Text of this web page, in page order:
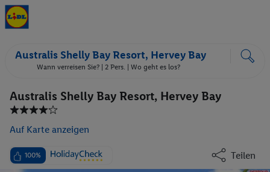
Australis Shelly Bay Resort, Hervey Bay
Wann verreisen Sie? | 2 Pers. | Wo geht es los?
Australis Shelly Bay Resort, Hervey Bay
Auf Karte anzeigen
100% Teilen